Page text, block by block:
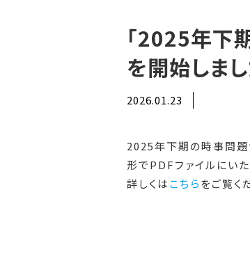
「2025年下
を開始しま
2026.01.23
2025年下期の時事問題
形でPDFファイルにいた
詳しくはこちらをご覧く